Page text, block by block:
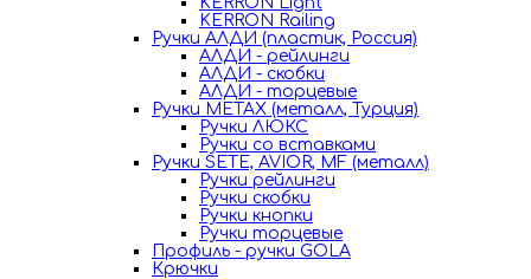
KERRON Railing
Ручки АЛДИ (пластик, Россия)
АЛДИ - рейлинги
АЛДИ - скобки
АЛДИ - торцевые
Ручки METAX (металл, Турция)
Ручки ЛЮКС
Ручки со вставками
Ручки SETE, AVIOR, MF (металл)
Ручки рейлинги
Ручки скобки
Ручки кнопки
Ручки торцевые
Профиль - ручки GOLA
Крючки